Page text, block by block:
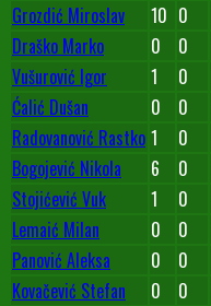
Grozdić Miroslav
10 0
Draško Marko
0 0
Vušurović Igor
1 0
Ćalić Dušan
0 0
Radovanović Rastko 1 0
Bogojević Nikola
6 0
Stojićević Vuk
1 0
Lemaić Milan
0 0
Panović Aleksa
0 0
Kovačević Stefan
0 0